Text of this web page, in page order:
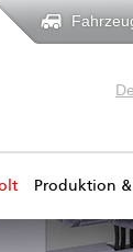
Produktion